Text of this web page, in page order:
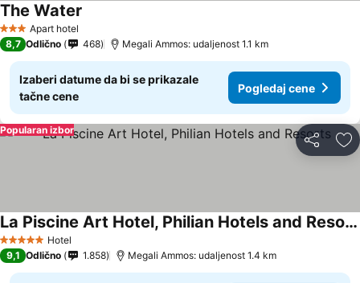
3 ZvezdiceApart hotel
The Water
8,7 Odlično 468 Megali Ammos: udaljenost 1.1 km
Izaberi datume da bi se prikazale
tačne cene
Pogledaj cene
Deli
Popularan izbor
5 ZvezdiceHotel
La Piscine Art Hotel, Philian Hotels and Resorts
9,1 Odlično 1.858 Megali Ammos: udaljenost 1.4 km